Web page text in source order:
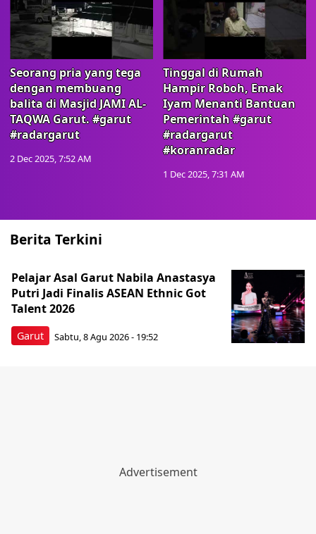
Seorang pria yang tega
dengan membuang
balita di Masjid JAMI AL-
TAQWA Garut. #garut
#radargarut
2 Dec 2025, 7:52 AM
Tinggal di Rumah
Hampir Roboh, Emak
Iyam Menanti Bantuan
Pemerintah #garut
#radargarut
#koranradar
1 Dec 2025, 7:31 AM
Berita Terkini
Garut
Pelajar Asal Garut Nabila Anastasya
Putri Jadi Finalis ASEAN Ethnic Got
Talent 2026
Sabtu, 8 Agu 2026 - 19:52